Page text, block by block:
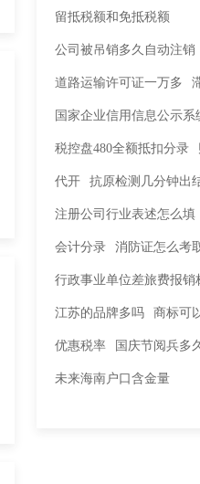
留抵税额和免抵税额
公司被吊销多久自动注销
道路运输许可证一万多
国家企业信用信息公示系
税控盘480全额抵扣分录
代开 抗原检测几分钟出
注册公司行业表述怎么填
会计分录 消防证怎么考
行政事业单位差旅费报销
江苏的品牌多吗 商标可
优惠税率 国庆节阅兵多
未来海南户口含金量